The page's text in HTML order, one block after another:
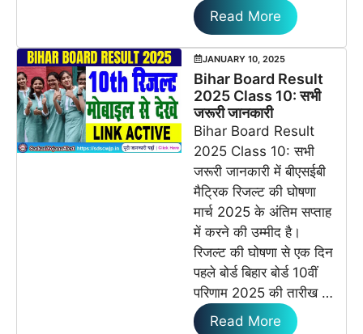
Read More
JANUARY 10, 2025
Bihar Board Result
2025 Class 10: सभी
जरूरी जानकारी
Bihar Board Result
2025 Class 10: सभी
जरूरी जानकारी में बीएसईबी
मैट्रिक रिजल्ट की घोषणा
मार्च 2025 के अंतिम सप्ताह
में करने की उम्मीद है।
रिजल्ट की घोषणा से एक दिन
पहले बोर्ड बिहार बोर्ड 10वीं
परिणाम 2025 की तारीख …
Read More